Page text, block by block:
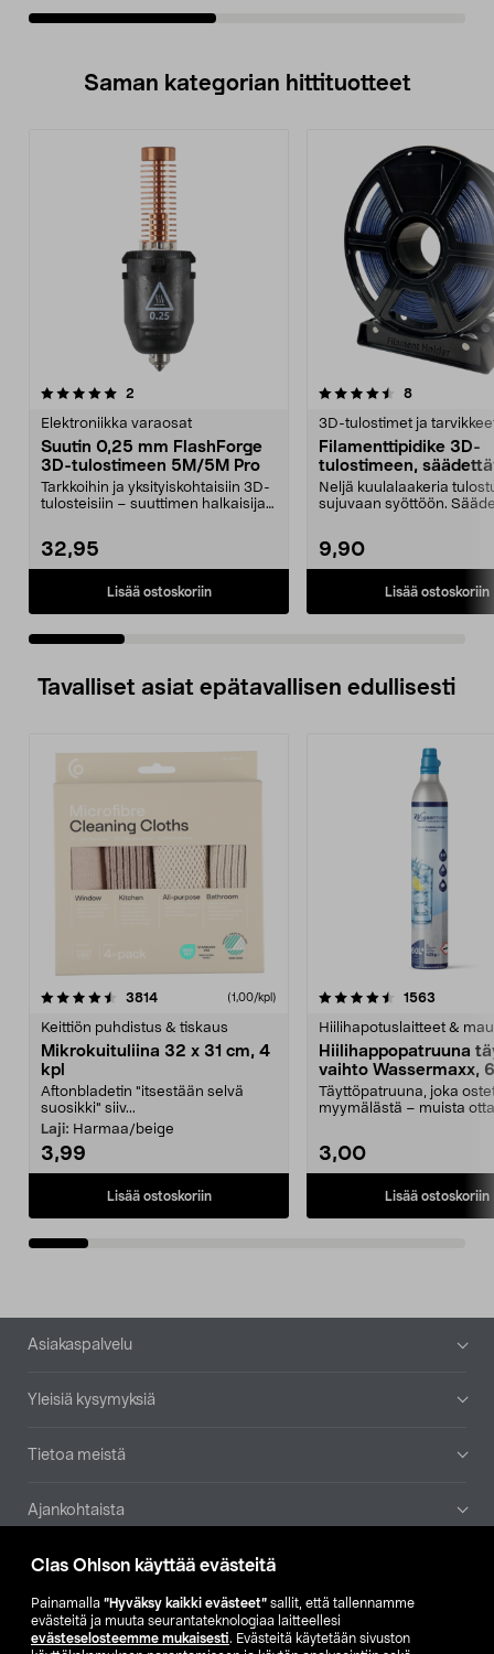
Clas Ohlson käyttää evästeitä
Painamalla ”Hyväksy kaikki evästeet” sallit, että tallennamme
evästeitä ja muuta seurantateknologiaa laitteellesi
evästeselosteemme mukaisesti. Evästeitä käytetään sivuston
Saman kategorian hittituotteet
2
Elektroniikka varaosat
Suutin 0,25 mm FlashForge
3D-tulostimeen 5M/5M Pro
Tarkkoihin ja yksityiskohtaisiin 3D-
tulosteisiin – suuttimen halkaisija
32,95
Lisää ostoskoriin
4.5 viidestä
8arvostelut
3D-tulostimet ja
Filamenttipidike 3D-
tulostimeen,
Neljä kuulalaakeria
sujuvaan syöttöön.
9,90
Lisää ostoskoriin
5.0 viidestä
Tavalliset asiat epätavallisen edullisesti
3814arvostelut (1,00/kpl)
Keittiön puhdistus & tiskaus
Mikrokuituliina 32 x 31 cm, 4
kpl
Aftonbladetin "itsestään selvä
suosikki" siiv...
Laji: Harmaa/beige
3,99
Lisää ostoskoriin
4.5viidestä
1563
Hiilihapotuslaitteet &
Hiilihappopatruuna
vaihto Wassermaxx,
Täyttöpatruuna, joka
myymälästä – muista
3,00
Lisää ostoskoriin
4.5viidestä
Alatunniste
Asiakaspalvelu
Yleisiä kysymyksiä
Tietoa meistä
Ajankohtaista
Muut yrityksemme
Etsi myymälä